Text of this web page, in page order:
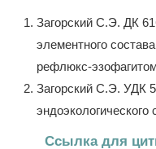
Загорский С.Э. ДК
элементного
рефлюкс-
Загорский С.Э. УДК
эндоэкологического
Ссылка для